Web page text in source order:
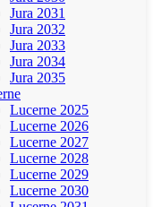
Jura 2031
Jura 2032
Jura 2033
Jura 2034
Jura 2035
Lucerne 2025
Lucerne 2026
Lucerne 2027
Lucerne 2028
Lucerne 2029
Lucerne 2030